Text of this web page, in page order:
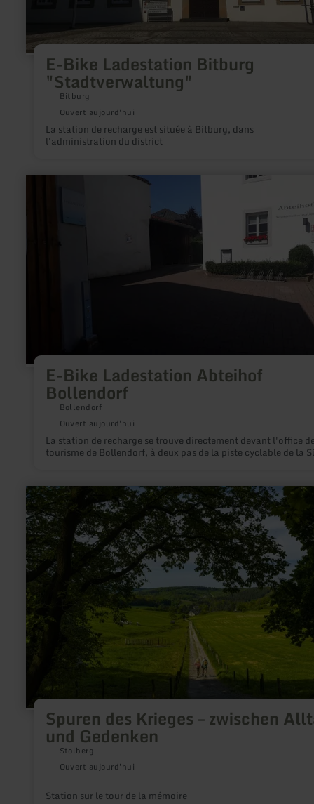
E-Bike Ladestation Bitburg
"Stadtverwaltung"
Bitburg
Ouvert aujourd'hui
La station de recharge est située à Bitburg, dans
l'administration du district
E-Bike Ladestation Abteihof
Bollendorf
Bollendorf
Ouvert aujourd'hui
La station de recharge se trouve directement devant l'office
tourisme de Bollendorf, à deux pas de la piste cyclable de la
Spuren des Krieges – zwischen
und Gedenken
Stolberg
Ouvert aujourd'hui
Station sur le tour de la mémoire
en
savoir
plus
sur
:
Spuren
des
Krieges
zwischen
und
Gedenken